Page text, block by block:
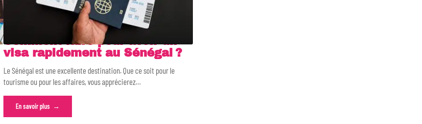
Comment faire pour avoir un
visa rapidement au Sénégal ?
Le Sénégal est une excellente destination. Que ce soit pour le
tourisme ou pour les affaires, vous apprécierez…
En savoir plus